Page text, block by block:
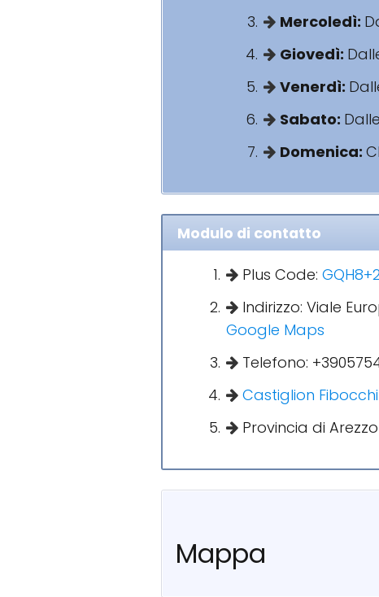
Mercoledì:
Giovedì:
Venerdì:
Sabato:
Domenica:
Modulo di contatto
Plus Code:
Indirizzo: Viale
Google Maps
Telefono:
Castiglion Fibocchi
Provincia di Arezzo
Mappa